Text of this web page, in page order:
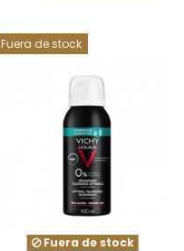
Fuera de stock
Fuera de stock